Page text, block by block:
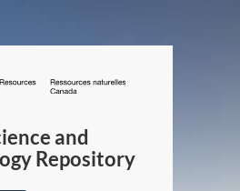
/
Canada
and
Repository